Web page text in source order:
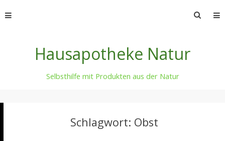
to
Hausapotheke Natur
Selbsthilfe mit Produkten aus der Natur
Schlagwort: Obst